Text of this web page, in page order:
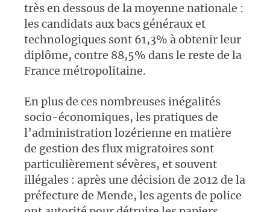
très en dessous de la moyenne nationale :
les candidats aux bacs généraux et
technologiques sont 61,3% à obtenir leur
diplôme, contre 88,5% dans le reste de la
France métropolitaine.
En plus de ces nombreuses inégalités
socio-économiques, les pratiques de
l’administration lozérienne en matière
de gestion des flux migratoires sont
particulièrement sévères, et souvent
illégales : après une décision de 2012 de la
préfecture de Mende, les agents de police